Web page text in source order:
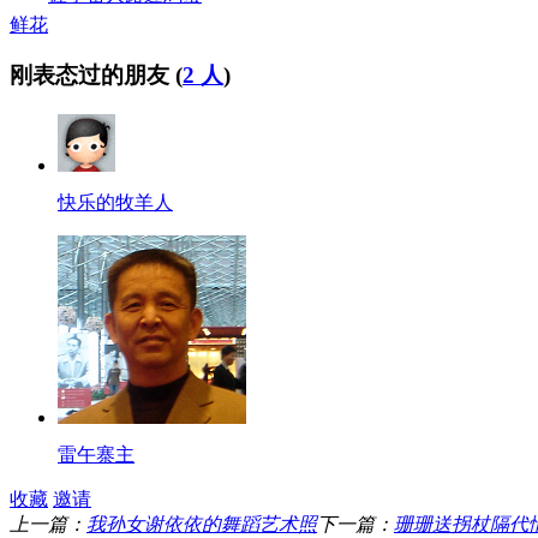
鲜花
刚表态过的朋友 (2 人)
快乐的牧羊人
雷午寨主
收藏 邀请
上一篇： 我孙女谢依依的舞蹈艺术照下一篇： 珊珊送拐杖隔代